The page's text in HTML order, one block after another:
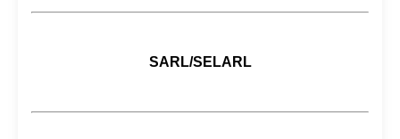
SARL/SELARL